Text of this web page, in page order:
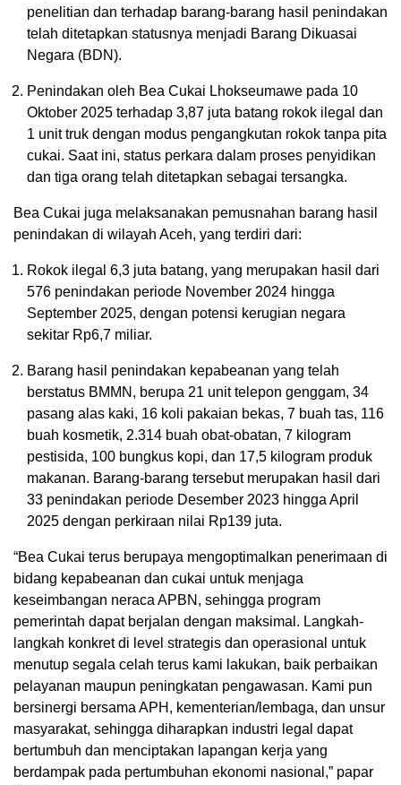
penelitian dan terhadap barang-barang hasil penindakan
telah ditetapkan statusnya menjadi Barang Dikuasai
Negara (BDN).
Penindakan oleh Bea Cukai Lhokseumawe pada 10
Oktober 2025 terhadap 3,87 juta batang rokok ilegal dan
1 unit truk dengan modus pengangkutan rokok tanpa pita
cukai. Saat ini, status perkara dalam proses penyidikan
dan tiga orang telah ditetapkan sebagai tersangka.
Bea Cukai juga melaksanakan pemusnahan barang hasil
penindakan di wilayah Aceh, yang terdiri dari:
Rokok ilegal 6,3 juta batang, yang merupakan hasil dari
576 penindakan periode November 2024 hingga
September 2025, dengan potensi kerugian negara
sekitar Rp6,7 miliar.
Barang hasil penindakan kepabeanan yang telah
berstatus BMMN, berupa 21 unit telepon genggam, 34
pasang alas kaki, 16 koli pakaian bekas, 7 buah tas, 116
buah kosmetik, 2.314 buah obat-obatan, 7 kilogram
pestisida, 100 bungkus kopi, dan 17,5 kilogram produk
makanan. Barang-barang tersebut merupakan hasil dari
33 penindakan periode Desember 2023 hingga April
2025 dengan perkiraan nilai Rp139 juta.
“Bea Cukai terus berupaya mengoptimalkan penerimaan di
bidang kepabeanan dan cukai untuk menjaga
keseimbangan neraca APBN, sehingga program
pemerintah dapat berjalan dengan maksimal. Langkah-
langkah konkret di level strategis dan operasional untuk
menutup segala celah terus kami lakukan, baik perbaikan
pelayanan maupun peningkatan pengawasan. Kami pun
bersinergi bersama APH, kementerian/lembaga, dan unsur
masyarakat, sehingga diharapkan industri legal dapat
bertumbuh dan menciptakan lapangan kerja yang
berdampak pada pertumbuhan ekonomi nasional,” papar